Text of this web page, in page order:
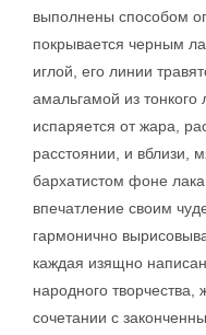
выполнены способом
покрывается черным
иглой, его линии
амальгамой из тонкого
испаряется от жара,
расстоянии, и вблизи,
бархатистом фоне
впечатление своим
гармонично
каждая изящно
народного
сочетании с